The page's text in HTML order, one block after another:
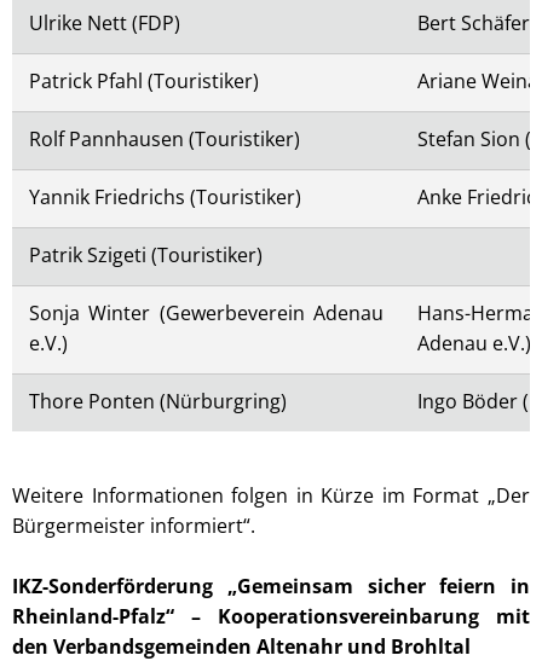
Ulrike Nett (FDP) Bert Schäfer
Patrick Pfahl (Touristiker) Ariane
Rolf Pannhausen (Touristiker) Stefan Sion
Yannik Friedrichs (Touristiker) Anke
Patrik Szigeti (Touristiker)
Sonja Winter (Gewerbeverein Adenau
e.V.)
Hans-
Adenau e.V.)
Thore Ponten (Nürburgring) Ingo Böder
Weitere Informationen folgen in Kürze im Format „Der
Bürgermeister informiert“.
IKZ-Sonderförderung „Gemeinsam sicher feiern in
Rheinland-Pfalz“ – Kooperationsvereinbarung mit
den Verbandsgemeinden Altenahr und Brohltal